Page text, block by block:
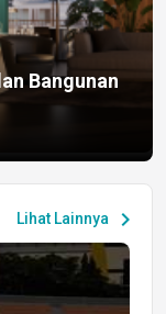
Bangunan
Lihat Lainnya chevron_right